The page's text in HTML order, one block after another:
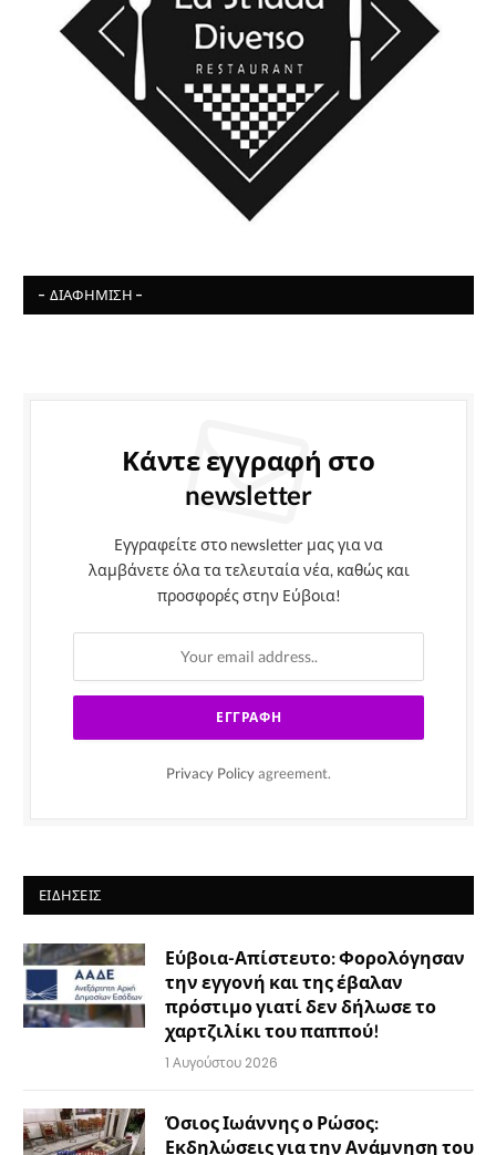
- ΔΙΑΦΉΜΙΣΗ -
Κάντε εγγραφή στο
newsletter
Εγγραφείτε στο newsletter μας για να
λαμβάνετε όλα τα τελευταία νέα, καθώς και
προσφορές στην Εύβοια!
Privacy Policy agreement.
ΕΙΔΉΣΕΙΣ
Εύβοια-Απίστευτο: Φορολόγησαν
την εγγονή και της έβαλαν
πρόστιμο γιατί δεν δήλωσε το
χαρτζιλίκι του παππού!
1 Αυγούστου 2026
Όσιος Ιωάννης ο Ρώσος:
Εκδηλώσεις για την Ανάμνηση του